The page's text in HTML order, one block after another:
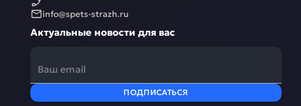
info@spets-strazh.ru
Актуальные новости для вас
ПОДПИСАТЬСЯ